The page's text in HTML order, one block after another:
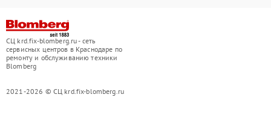
СЦ krd.fix-blomberg.ru - сеть
сервисных центров в Краснодаре по
ремонту и обслуживанию техники
Blomberg
2021-2026 © СЦ krd.fix-blomberg.ru